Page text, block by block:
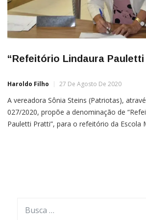
“Refeitório Lindaura
Haroldo Filho 27 De Agosto De 2020
A vereadora Sônia Steins (Patriotas),
027/2020, propõe a denominação de
Pauletti Pratti”, para o refeitório da Escola